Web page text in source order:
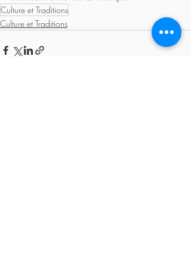
Culture et Traditions
Culture et Traditions